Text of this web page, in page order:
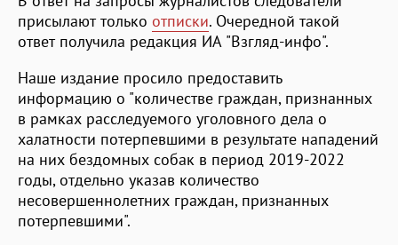
присылают только отписки. Очередной такой
ответ получила редакция ИА "Взгляд-инфо".
Наше издание просило предоставить
информацию о "количестве граждан, признанных
в рамках расследуемого уголовного дела о
халатности потерпевшими в результате нападений
на них бездомных собак в период 2019-2022
годы, отдельно указав количество
несовершеннолетних граждан, признанных
потерпевшими".